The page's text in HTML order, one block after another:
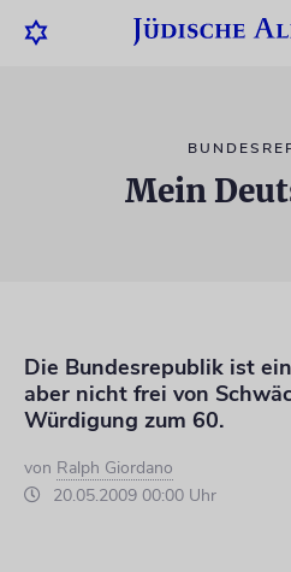
Mein
Die Bundesrepublik ist
aber nicht frei von
Würdigung zum 60.
von Ralph Giordano
20.05.2009 00:00 Uhr